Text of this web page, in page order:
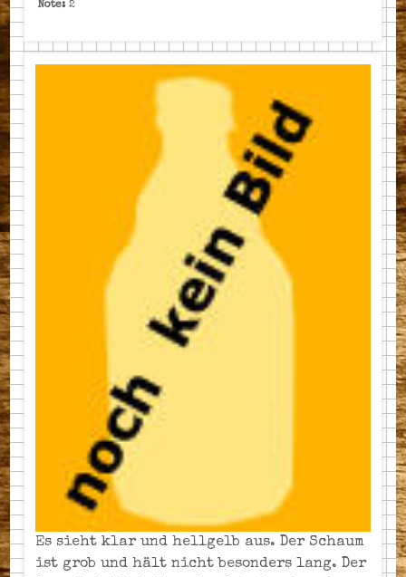
Note: 2
Es sieht klar und hellgelb aus. Der Schaum
ist grob und hält nicht besonders lang. Der